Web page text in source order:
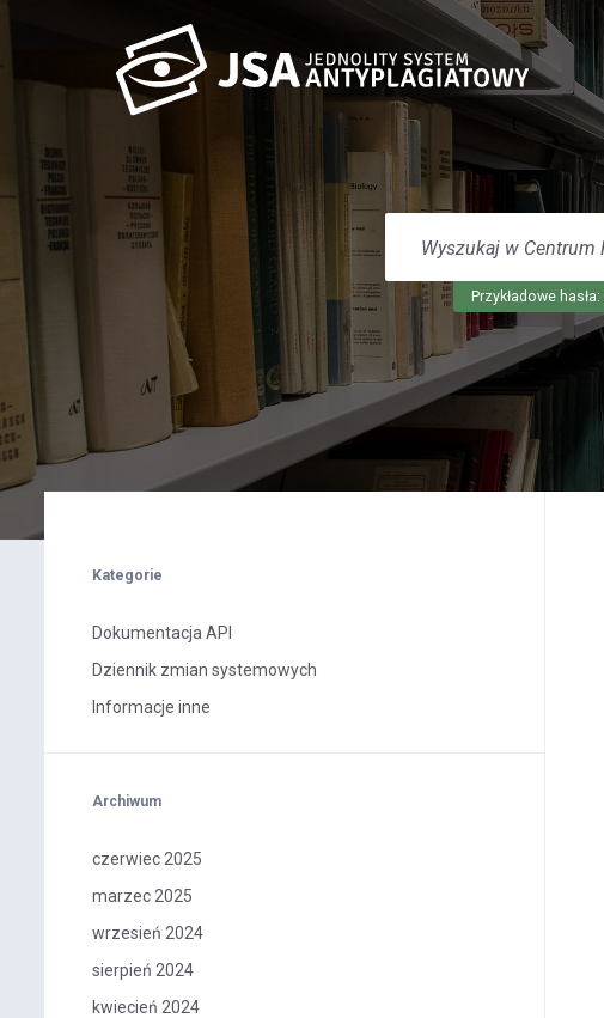
WYSZUKAJ
CENTRUM
Przykładowe hasła:
Kategorie
Dokumentacja API
Dziennik zmian systemowych
Informacje inne
Archiwum
czerwiec 2025
marzec 2025
wrzesień 2024
sierpień 2024
kwiecień 2024